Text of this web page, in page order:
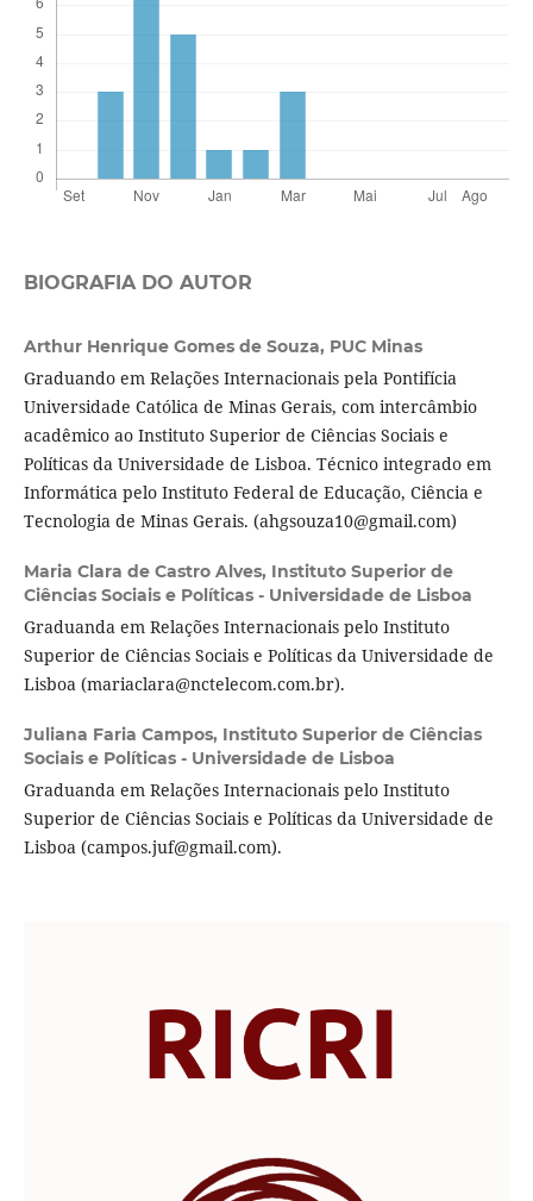
BIOGRAFIA DO AUTOR
Arthur Henrique Gomes de Souza, PUC Minas
Graduando em Relações Internacionais pela Pontifícia
Universidade Católica de Minas Gerais, com intercâmbio
acadêmico ao Instituto Superior de Ciências Sociais e
Políticas da Universidade de Lisboa. Técnico integrado em
Informática pelo Instituto Federal de Educação, Ciência e
Tecnologia de Minas Gerais. (ahgsouza10@gmail.com)
Maria Clara de Castro Alves, Instituto Superior de
Ciências Sociais e Políticas - Universidade de Lisboa
Graduanda em Relações Internacionais pelo Instituto
Superior de Ciências Sociais e Políticas da Universidade de
Lisboa (mariaclara@nctelecom.com.br).
Juliana Faria Campos, Instituto Superior de Ciências
Sociais e Políticas - Universidade de Lisboa
Graduanda em Relações Internacionais pelo Instituto
Superior de Ciências Sociais e Políticas da Universidade de
Lisboa (campos.juf@gmail.com).